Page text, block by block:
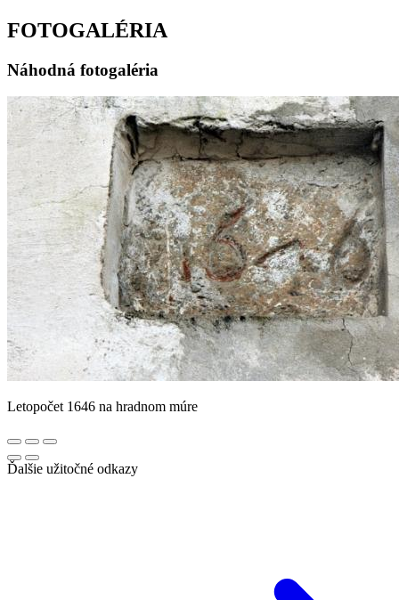
FOTOGALÉRIA
Náhodná fotogaléria
Letopočet 1646 na hradnom múre
Ďalšie užitočné odkazy